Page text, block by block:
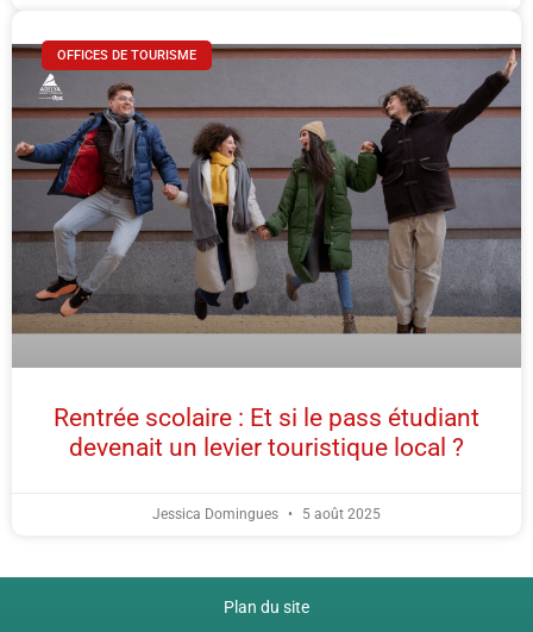
OFFICES DE TOURISME
Rentrée scolaire : Et si le pass étudiant
devenait un levier touristique local ?
Jessica Domingues 5 août 2025
Plan du site